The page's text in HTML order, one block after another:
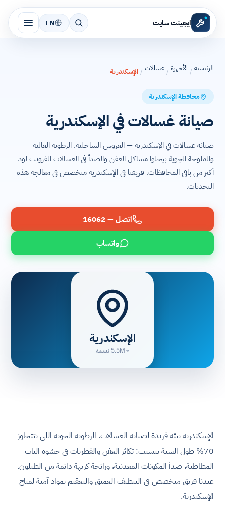
ايجينت سايت EN
الرئيسية / الأجهزة / غسالات / الإسكندرية
محافظة الإسكندرية
صيانة غسالات في الإسكندرية
صيانة غسالات في الإسكندرية — العروس الساحلية. الرطوبة العالية
والملوحة الجوية بيخلوا مشاكل العفن والصدأ في الغسالات الفرونت لود
أكتر من باقي المحافظات. فريقنا في الإسكندرية متخصص في معالجة هذه
التحديات.
اتصل — 16062
واتساب
الإسكندرية
~5.5M نسمة
الإسكندرية بيئة فريدة لصيانة الغسالات. الرطوبة الجوية اللي بتتجاوز
70% طول السنة بتسبب: تكاثر العفن والفطريات في حشوة الباب
المطاطية، صدأ المكونات المعدنية، ورائحة كريهة دائمة من الطبلون.
عندنا فريق متخصص في التنظيف العميق والتعقيم بمواد آمنة لمناخ
الإسكندرية.